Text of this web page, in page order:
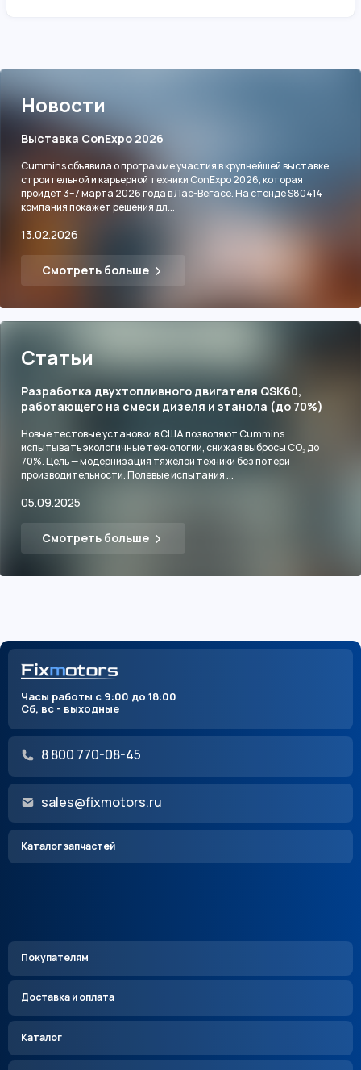
Новости
Выставка ConExpo 2026
Cummins объявила о программе участия в крупнейшей выставке
строительной и карьерной техники ConExpo 2026, которая
пройдёт 3–7 марта 2026 года в Лас-Вегасе. На стенде S80414
компания покажет решения дл...
13.02.2026
Смотреть больше
Статьи
Разработка двухтопливного двигателя QSK60,
работающего на смеси дизеля и этанола (до 70%)
Новые тестовые установки в США позволяют Cummins
испытывать экологичные технологии, снижая выбросы CO₂ до
70%. Цель — модернизация тяжёлой техники без потери
производительности. Полевые испытания ...
05.09.2025
Смотреть больше
Часы работы с 9:00 до 18:00
Сб, вс - выходные
8 800 770-08-45
sales@fixmotors.ru
Каталог запчастей
Покупателям
Доставка и оплата
Каталог